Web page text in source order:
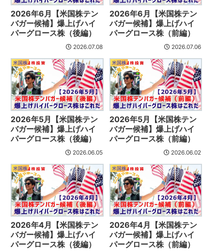
2026年6月【米国株テン
バガー候補】爆上げハイ
パーグロース株（後編）
2026.07.08
2026年6月【米国株テン
バガー候補】爆上げハイ
パーグロース株（前編）
2026.07.06
米国株
2026年5月【米国株テン
バガー候補】爆上げハイ
パーグロース株（後編）
2026.06.05
米国株
2026年5月【米国株テン
バガー候補】爆上げハイ
パーグロース株（前編）
2026.06.02
米国株
2026年4月【米国株テン
バガー候補】爆上げハイ
パーグロース株（後編）
米国株
2026年4月【米国株テン
バガー候補】爆上げハイ
パーグロース株（前編）